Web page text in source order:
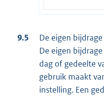
9.5
De eigen
De eigen
dag of gedeelte
gebruik maakt
instelling. Een